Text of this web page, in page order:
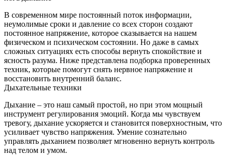
В современном мире постоянный поток информации,
неумолимые сроки и давление со всех сторон создают
постоянное напряжение, которое сказывается на нашем
физическом и психическом состоянии. Но даже в самых
сложных ситуациях есть способы вернуть спокойствие и
ясность разума. Ниже представлена подборка проверенных
техник, которые помогут снять нервное напряжение и
восстановить внутренний баланс.
Дыхательные техники
Дыхание – это наш самый простой, но при этом мощный
инструмент регулирования эмоций. Когда мы чувствуем
тревогу, дыхание ускоряется и становится поверхностным, что
усиливает чувство напряжения. Умение сознательно
управлять дыханием позволяет мгновенно вернуть контроль
над телом и умом.